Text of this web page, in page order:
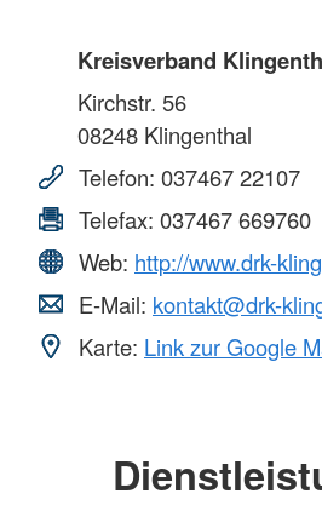
Kreisverband
Kirchstr. 56
08248 Klingenthal
Telefon: 037467 22107
Telefax: 037467 669760
Web: http://www.drk-
E-Mail: kontakt@drk-
Karte: Link zur Google